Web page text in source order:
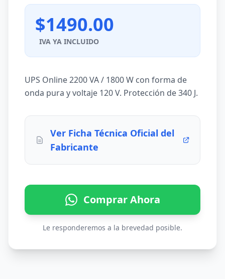
$1490.00
IVA YA INCLUIDO
UPS Online 2200 VA / 1800 W con forma de
onda pura y voltaje 120 V. Protección de 340 J.
Ver Ficha Técnica Oficial del
Fabricante
Comprar Ahora
Le responderemos a la brevedad posible.